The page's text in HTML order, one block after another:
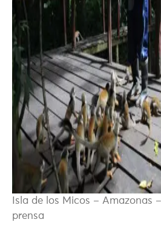
Isla de los Micos – Amazonas
prensa